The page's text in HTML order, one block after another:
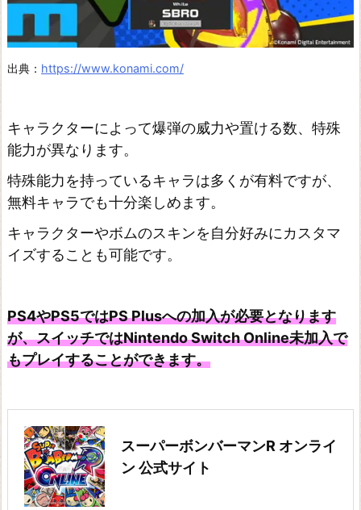
出典： https://www.konami.com/
キャラクターによって爆弾の威力や置ける数、特殊
能力が異なります。
特殊能力を持っているキャラは多くが有料ですが、
無料キャラでも十分楽しめます。
キャラクターやボムのスキンを自分好みにカスタマ
イズすることも可能です。
PS4やPS5ではPS Plusへの加入が必要となります
が、スイッチではNintendo Switch Online未加入で
もプレイすることができます。
スーパーボンバーマンR オンライ
ン 公式サイト